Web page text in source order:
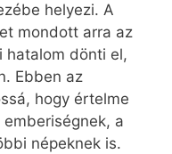
helyezi. A
mondott arra az
hatalom dönti el,
Ebben az
hogy értelme
a
népeknek is.